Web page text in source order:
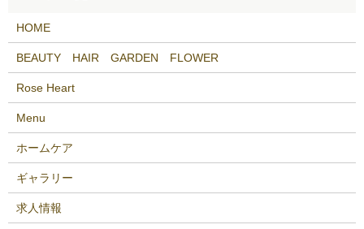
HOME
BEAUTY HAIR GARDEN FLOWER
Rose Heart
Menu
ホームケア
ギャラリー
求人情報